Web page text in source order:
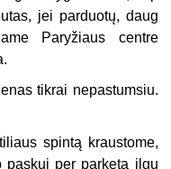
jei parduotų, daug
Paryžiaus centre
tikrai nepastumsiu.
spintą kraustome,
per parketą ilgu